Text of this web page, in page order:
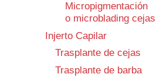
Micropigmentación
o microblading cejas
Injerto Capilar
Trasplante de cejas
Trasplante de barba